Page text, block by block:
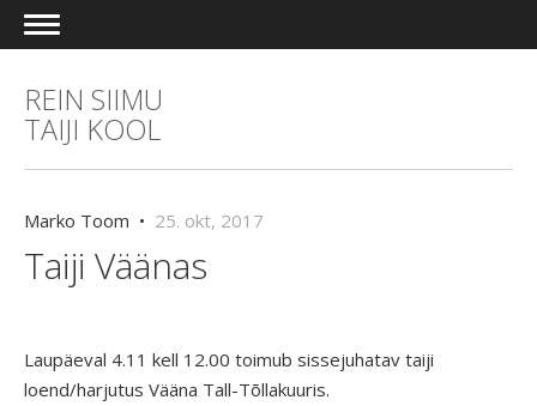
REIN SIIMU
TAIJI KOOL
Marko Toom • 25. okt, 2017
Taiji Väänas
Laupäeval 4.11 kell 12.00 toimub sissejuhatav taiji
loend/harjutus Vääna Tall-Tõllakuuris.